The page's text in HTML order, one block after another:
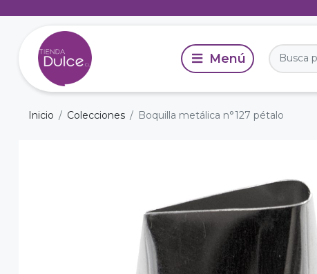
Inicio Colecciones Boquilla metálica n°127 pétalo